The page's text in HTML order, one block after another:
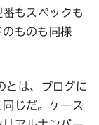
もスペックも
ものも同様
は、ブログに
じだ。ケース